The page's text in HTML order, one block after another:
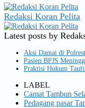
Redaksi Koran Pelita
Latest posts by
Aksi Damai di
Pasien BPJS
Praktisi Hukum
LABEL
Camat Tambun
Pedagang pasar